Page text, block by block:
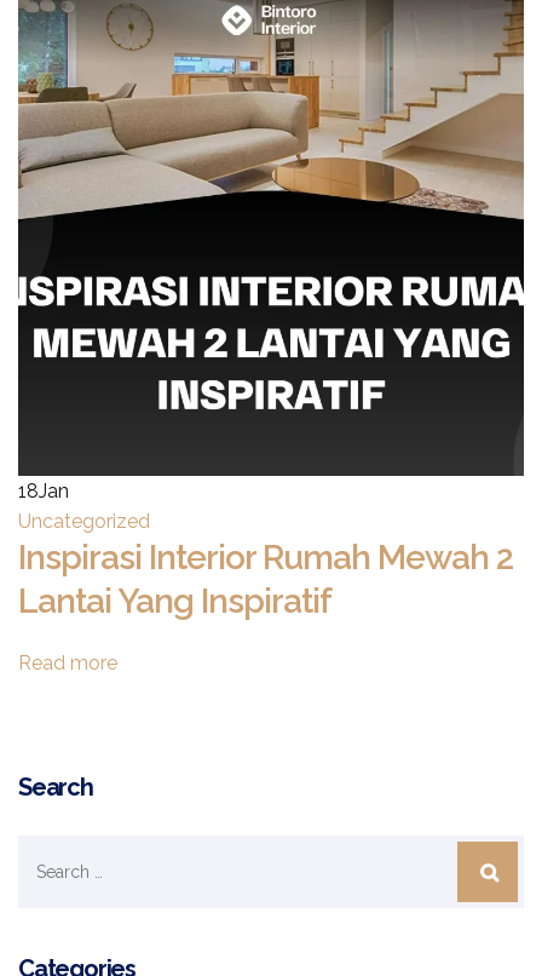
18Jan
Uncategorized
Inspirasi Interior Rumah Mewah 2
Lantai Yang Inspiratif
Read more
Search
Categories